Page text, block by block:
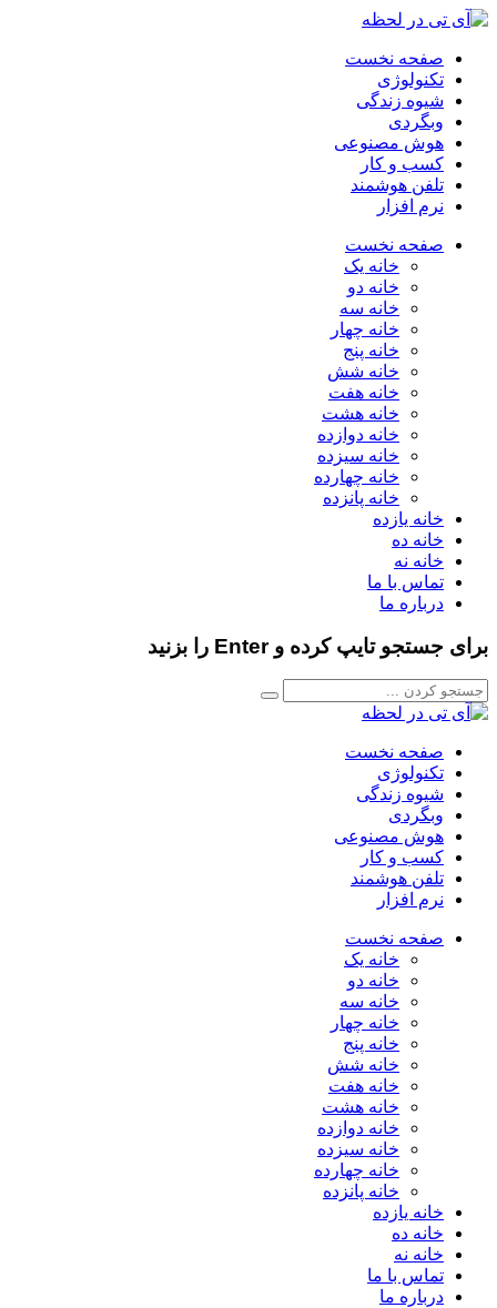
صفحه نخست
تکنولوژی
شیوه زندگی
وبگردی
هوش مصنوعی
کسب و کار
تلفن هوشمند
نرم افزار
صفحه نخست
خانه یک
خانه دو
خانه سه
خانه چهار
خانه پنج
خانه شش
خانه هفت
خانه هشت
خانه دوازده
خانه سیزده
خانه چهارده
خانه پانزده
خانه یازده
خانه ده
خانه نه
تماس با ما
درباره ما
برای جستجو تایپ کرده و Enter را بزنید
صفحه نخست
تکنولوژی
شیوه زندگی
وبگردی
هوش مصنوعی
کسب و کار
تلفن هوشمند
نرم افزار
صفحه نخست
خانه یک
خانه دو
خانه سه
خانه چهار
خانه پنج
خانه شش
خانه هفت
خانه هشت
خانه دوازده
خانه سیزده
خانه چهارده
خانه پانزده
خانه یازده
خانه ده
خانه نه
تماس با ما
درباره ما